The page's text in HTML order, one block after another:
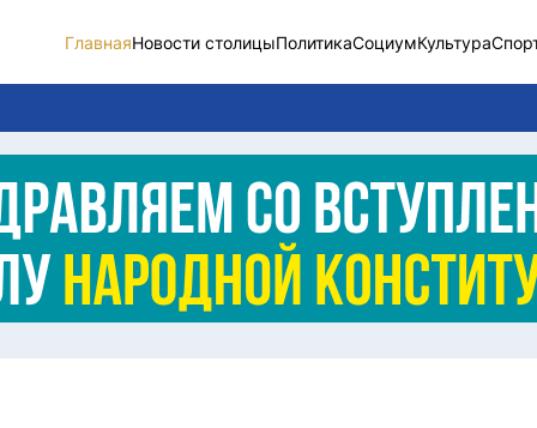
ГлавнаяНовости столицыПолитикаСоциумКультура
Новости столицы
Социум
Спорт